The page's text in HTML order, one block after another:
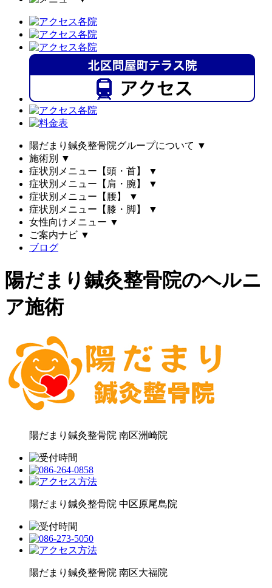
陽だまり鍼灸整骨院グループについて ▼
施術別
▼
症状別メニュー【頭・首】
▼
症状別メニュー【肩・腕】
▼
症状別メニュー【腰】
▼
症状別メニュー【膝・脚】
▼
女性向けメニュー ▼
ご案内ナビ ▼
ブログ
陽だまり鍼灸整骨院のヘルニ
ア施術
陽だまり鍼灸整骨院 南区洲崎院
陽だまり鍼灸整骨院 中区原尾島院
陽だまり鍼灸整骨院 南区大福院